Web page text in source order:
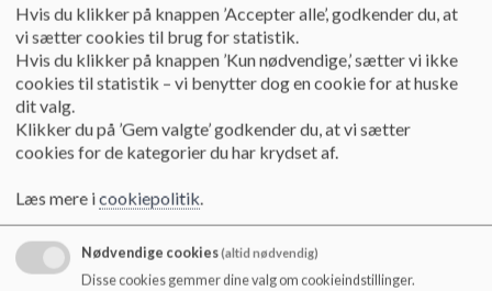
25.09.24 Dagsorden og referat_0.pdf
19.08.24 Dagsorden og referat.pdf
29.10.24 Dagsorden og referat.pdf
21.11.24 Dagsorden & referat.pdf
Hvis du klikker på knappen ’Accepter alle’, godkender du, at
vi sætter cookies til brug for statistik.
Hvis du klikker på knappen ’Kun nødvendige,’ sætter vi ikke
cookies til statistik – vi benytter dog en cookie for at huske
dit valg.
Klikker du på ’Gem valgte’ godkender du, at vi sætter
cookies for de kategorier du har krydset af.
Læs mere icookiepolitik.
Nødvendige cookies(altid nødvendig)
Disse cookies gemmer dine valg om cookieindstillinger.